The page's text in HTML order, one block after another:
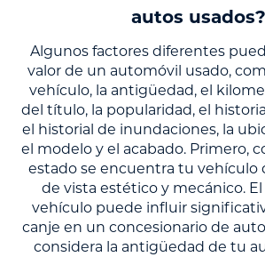
autos usados?
Algunos factores diferentes
valor de un automóvil usado,
vehículo, la antigüedad, el
del título, la popularidad, el
el historial de inundaciones, la
el modelo y el acabado. Primero,
estado se encuentra tu vehículo
de vista estético y mecánico.
vehículo puede influir
canje en un concesionario de
considera la antigüedad de tu